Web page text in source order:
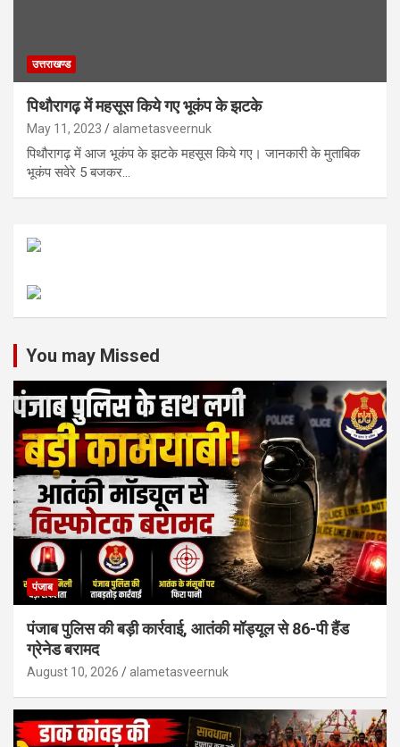
उत्तराखण्ड
पिथौरागढ़ में महसूस किये गए भूकंप के झटके
May 11, 2023 alametasveernuk
पिथौरागढ़ में आज भूकंप के झटके महसूस किये गए। जानकारी के मुताबिक
भूकंप सवेरे 5 बजकर…
You may Missed
पंजाब
पंजाब पुलिस की बड़ी कार्रवाई, आतंकी मॉड्यूल से 86-पी हैंड
ग्रेनेड बरामद
August 10, 2026 alametasveernuk